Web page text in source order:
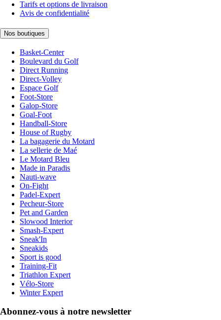
Tarifs et options de livraison
Avis de confidentialité
Nos boutiques
Basket-Center
Boulevard du Golf
Direct Running
Direct-Volley
Espace Golf
Foot-Store
Galop-Store
Goal-Foot
Handball-Store
House of Rugby
La bagagerie du Motard
La sellerie de Maé
Le Motard Bleu
Made in Paradis
Nauti-wave
On-Fight
Padel-Expert
Pecheur-Store
Pet and Garden
Slowood Interior
Smash-Expert
Sneak'In
Sneakids
Sport is good
Training-Fit
Triathlon Expert
Vélo-Store
Winter Expert
Abonnez-vous à notre newsletter